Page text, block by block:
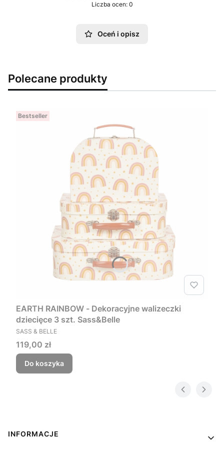
Liczba ocen: 0
Oceń i opisz
Polecane produkty
Bestseller
EARTH RAINBOW - Dekoracyjne walizeczki
dziecięce 3 szt. Sass&Belle
PRODUCENT
SASS & BELLE
Cena
119,00 zł
Do koszyka
Linki w stopce
INFORMACJE